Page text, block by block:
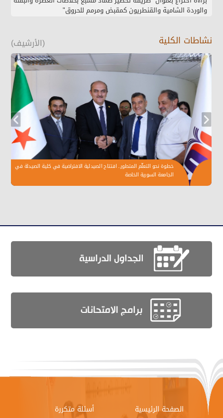
والوردة الشامية والقنطريون كمقبض ومرمم للحروق"
نشاطات الكلية (الأرشيف)
الصفحة الرئيسية
أسئلة متكررة